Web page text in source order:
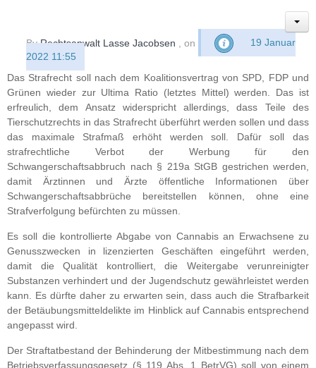
ByRechtsanwalt Lasse Jacobsen , on
19 Januar
2022 11:55
Das Strafrecht soll nach dem Koalitionsvertrag von SPD, FDP und
Grünen wieder zur Ultima Ratio (letztes Mittel) werden. Das ist
erfreulich, dem Ansatz widerspricht allerdings, dass Teile des
Tierschutzrechts in das Strafrecht überführt werden sollen und dass
das maximale Strafmaß erhöht werden soll. Dafür soll das
strafrechtliche Verbot der Werbung für den
Schwangerschaftsabbruch nach § 219a StGB gestrichen werden,
damit Ärztinnen und Ärzte öffentliche Informationen über
Schwangerschaftsabbrüche bereitstellen können, ohne eine
Strafverfolgung befürchten zu müssen.
Es soll die kontrollierte Abgabe von Cannabis an Erwachsene zu
Genusszwecken in lizenzierten Geschäften eingeführt werden,
damit die Qualität kontrolliert, die Weitergabe verunreinigter
Substanzen verhindert und der Jugendschutz gewährleistet werden
kann. Es dürfte daher zu erwarten sein, dass auch die Strafbarkeit
der Betäubungsmitteldelikte im Hinblick auf Cannabis entsprechend
angepasst wird.
Der Straftatbestand der Behinderung der Mitbestimmung nach dem
Betriebsverfassungsgesetz (§ 119 Abs. 1 BetrVG) soll von einem